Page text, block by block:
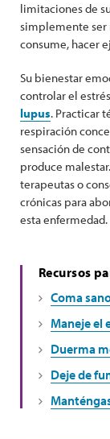
limitaciones de
simplemente ser
consume, hacer
Su bienestar
controlar el
lupus. Practicar
respiración
sensación de
produce
terapeutas o
crónicas para
esta enfermedad.
Recursos
Coma
Maneje el
Duerma
Deje de